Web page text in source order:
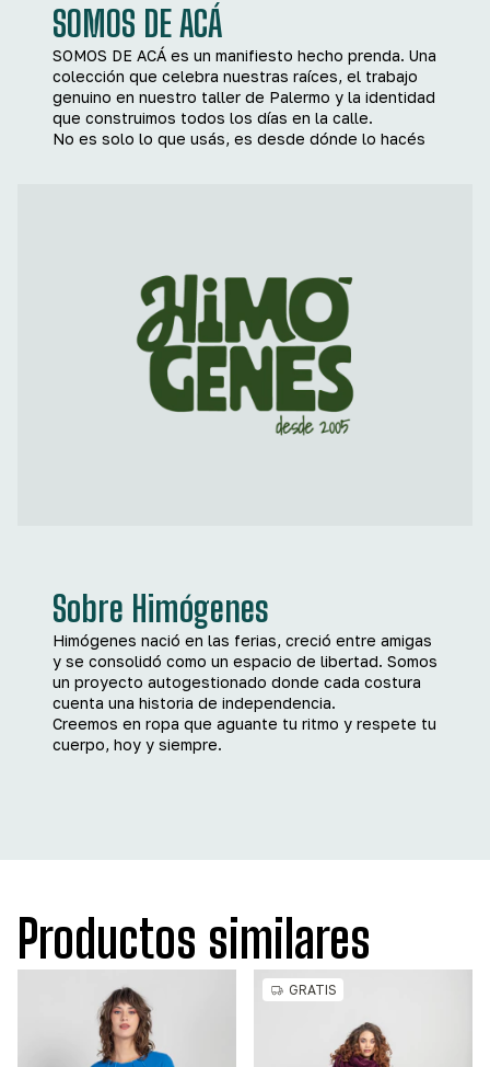
SOMOS DE ACÁ
SOMOS DE ACÁ es un manifiesto hecho prenda. Una
colección que celebra nuestras raíces, el trabajo
genuino en nuestro taller de Palermo y la identidad
que construimos todos los días en la calle.
No es solo lo que usás, es desde dónde lo hacés
Sobre Himógenes
Himógenes nació en las ferias, creció entre amigas
y se consolidó como un espacio de libertad. Somos
un proyecto autogestionado donde cada costura
cuenta una historia de independencia.
Creemos en ropa que aguante tu ritmo y respete tu
cuerpo, hoy y siempre.
Productos similares
GRATIS